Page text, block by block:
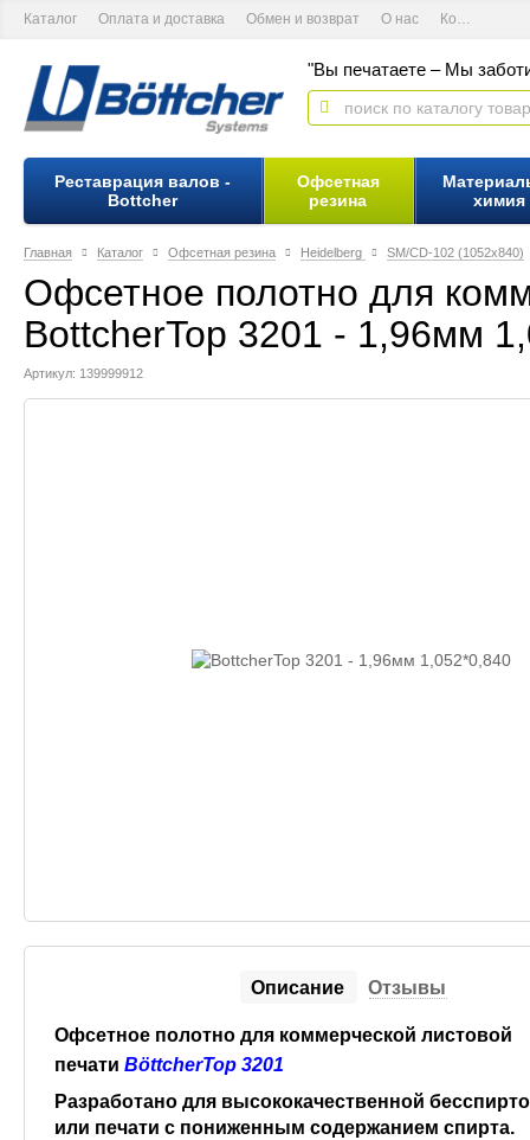
Каталог Оплата и доставка Обмен и возврат О нас Контактная информация
"Вы печатаете – Мы
Реставрация валов -
Bottcher
Офсетная
резина
химия
Главная Каталог Офсетная резина Heidelberg SM/CD-102 (1052х840)
Офсетное полотно для
BottcherTop 3201 - 1,96мм
Артикул: 139999912
Описание Отзывы
Офсетное полотно для коммерческой листовой
печати BöttcherTop 3201
Разработано для высококачественной
или печати с пониженным содержанием спирта.